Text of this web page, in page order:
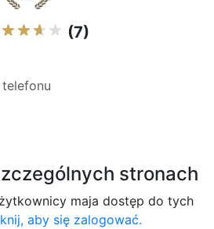
(7)
stronach
maja dostęp do tych
aby się zalogować.